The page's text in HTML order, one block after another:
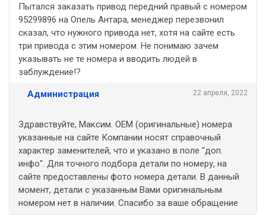
Пытался заказать привод передний правый с номером
95299896 на Опель Антара, менеджер перезвонил
сказал, что нужного привода нет, хотя на сайте есть
три привода с этим номером. Не понимаю зачем
указывать не те номера и вводить людей в
заблуждение!?
22 апреля, 2022
Администрация
Здравствуйте, Максим. ОЕМ (оригинальные) номера
указанные на сайте Компании носят справочный
характер заменителей, что и указано в поле "доп.
инфо". Для точного подбора детали по номеру, на
сайте предоставлены фото номера детали. В данный
момент, детали с указанным Вами оригинальным
номером нет в наличии. Спасибо за ваше обращение